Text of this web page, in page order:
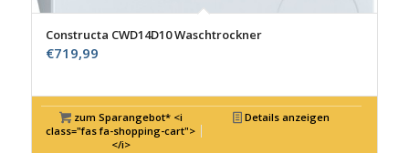
Constructa CWD14D10 Waschtrockner
€719,99
zum Sparangebot* <i
class="fas fa-shopping-cart">
</i>
Details anzeigen